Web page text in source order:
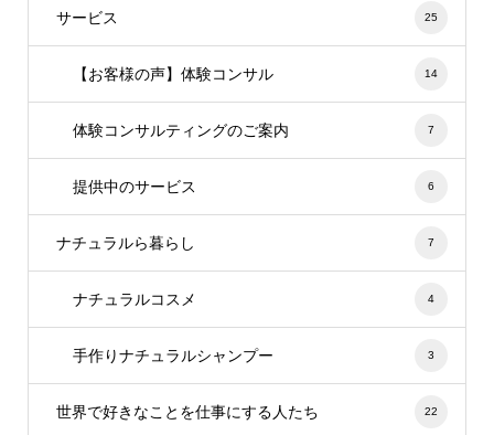
サービス 25
【お客様の声】体験コンサル 14
体験コンサルティングのご案内 7
提供中のサービス 6
ナチュラルら暮らし 7
ナチュラルコスメ 4
手作りナチュラルシャンプー 3
世界で好きなことを仕事にする人たち 22